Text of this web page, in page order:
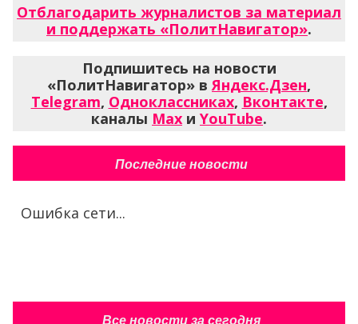
Отблагодарить журналистов за материал
и поддержать «ПолитНавигатор».
Подпишитесь на новости
«ПолитНавигатор» вЯндекс.Дзен,
Telegram, Одноклассниках, Вконтакте,
каналы Max и YouTube.
Последние новости
Ошибка сети...
Все новости за сегодня